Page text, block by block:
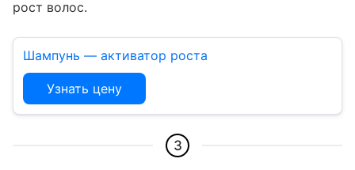
рост волос.
Шампунь — активатор роста
Узнать цену
3